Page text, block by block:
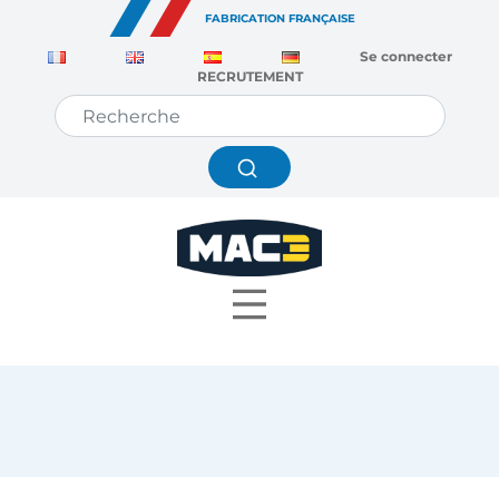
FABRICATION FRANÇAISE
Se connecter
RECRUTEMENT
Panneau de gestion des cookies